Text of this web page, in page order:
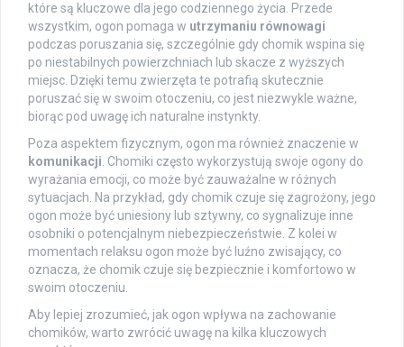
które są kluczowe dla jego codziennego życia. Przede
wszystkim, ogon pomaga w utrzymaniu równowagi
podczas poruszania się, szczególnie gdy chomik wspina się
po niestabilnych powierzchniach lub skacze z wyższych
miejsc. Dzięki temu zwierzęta te potrafią skutecznie
poruszać się w swoim otoczeniu, co jest niezwykle ważne,
biorąc pod uwagę ich naturalne instynkty.
Poza aspektem fizycznym, ogon ma również znaczenie w
komunikacji. Chomiki często wykorzystują swoje ogony do
wyrażania emocji, co może być zauważalne w różnych
sytuacjach. Na przykład, gdy chomik czuje się zagrożony, jego
ogon może być uniesiony lub sztywny, co sygnalizuje inne
osobniki o potencjalnym niebezpieczeństwie. Z kolei w
momentach relaksu ogon może być luźno zwisający, co
oznacza, że chomik czuje się bezpiecznie i komfortowo w
swoim otoczeniu.
Aby lepiej zrozumieć, jak ogon wpływa na zachowanie
chomików, warto zwrócić uwagę na kilka kluczowych